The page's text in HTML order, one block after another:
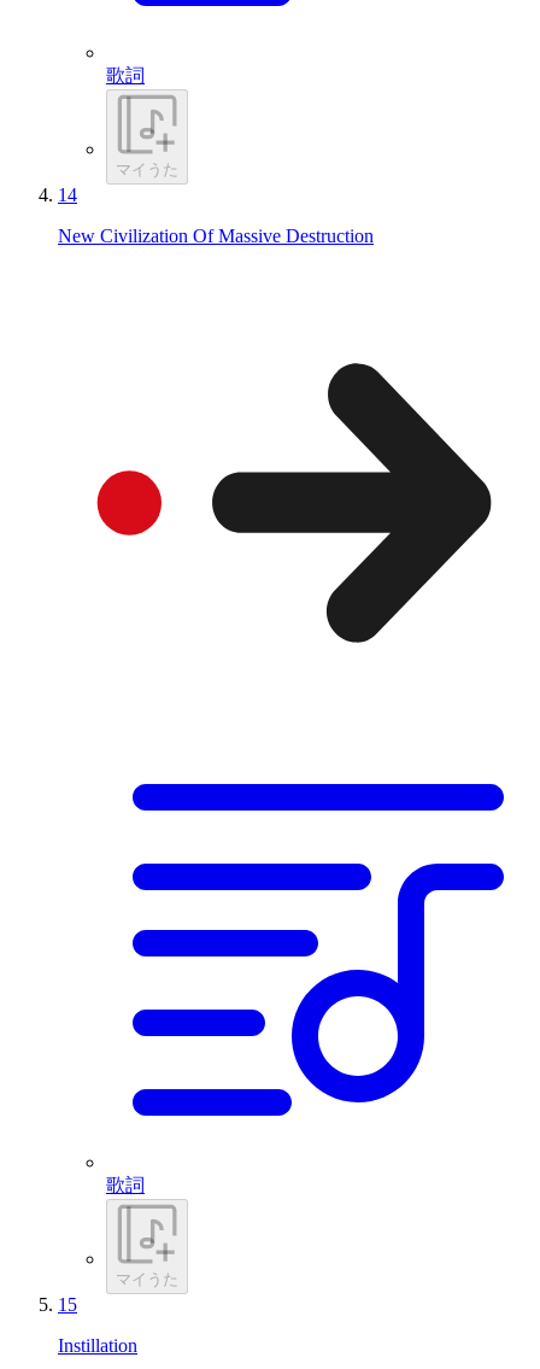
歌詞
マイうた
14
New Civilization Of Massive Destruction
歌詞
マイうた
15
Instillation